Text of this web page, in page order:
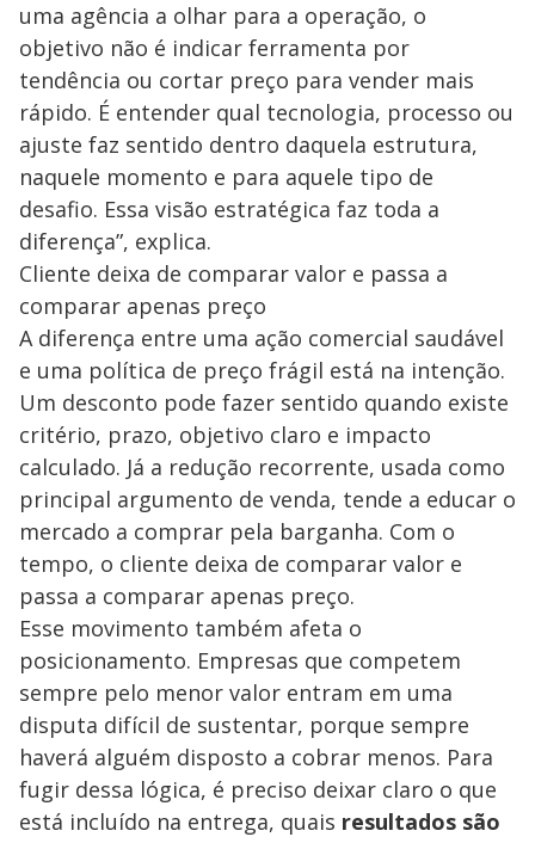
uma agência a olhar para a operação, o
objetivo não é indicar ferramenta por
tendência ou cortar preço para vender mais
rápido. É entender qual tecnologia, processo ou
ajuste faz sentido dentro daquela estrutura,
naquele momento e para aquele tipo de
desafio. Essa visão estratégica faz toda a
diferença”, explica.
Cliente deixa de comparar valor e passa a
comparar apenas preço
A diferença entre uma ação comercial saudável
e uma política de preço frágil está na intenção.
Um desconto pode fazer sentido quando existe
critério, prazo, objetivo claro e impacto
calculado. Já a redução recorrente, usada como
principal argumento de venda, tende a educar o
mercado a comprar pela barganha. Com o
tempo, o cliente deixa de comparar valor e
passa a comparar apenas preço.
Esse movimento também afeta o
posicionamento. Empresas que competem
sempre pelo menor valor entram em uma
disputa difícil de sustentar, porque sempre
haverá alguém disposto a cobrar menos. Para
fugir dessa lógica, é preciso deixar claro o que
está incluído na entrega, quais resultados são